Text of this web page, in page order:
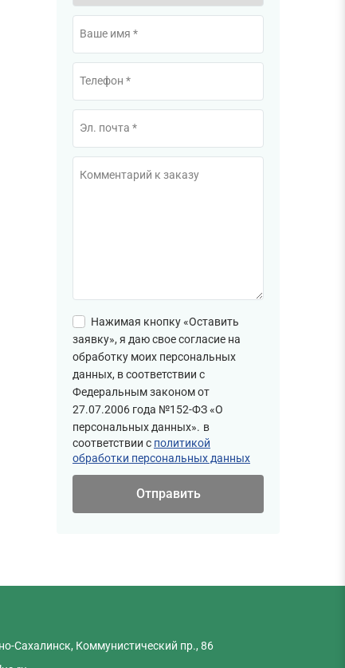
Ваше имя *
Телефон *
Эл. почта *
Комментарий к заказу
Нажимая кнопку «Оставить
заявку», я даю свое согласие на
обработку моих персональных
данных, в соответствии с
Федеральным законом от
27.07.2006 года №152-ФЗ «О
персональных данных». в
соответствии с политикой
обработки персональных данных
Сахалинск, Коммунистический пр., 86